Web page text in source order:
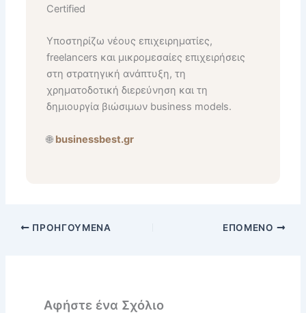
Certified
Υποστηρίζω νέους επιχειρηματίες,
freelancers και μικρομεσαίες επιχειρήσεις
στη στρατηγική ανάπτυξη, τη
χρηματοδοτική διερεύνηση και τη
δημιουργία βιώσιμων business models.
🌐 businessbest.gr
ΠΡΟΗΓΟΎΜΕΝΑ ΕΠΌΜΕΝΟ
Αφήστε ένα Σχόλιο